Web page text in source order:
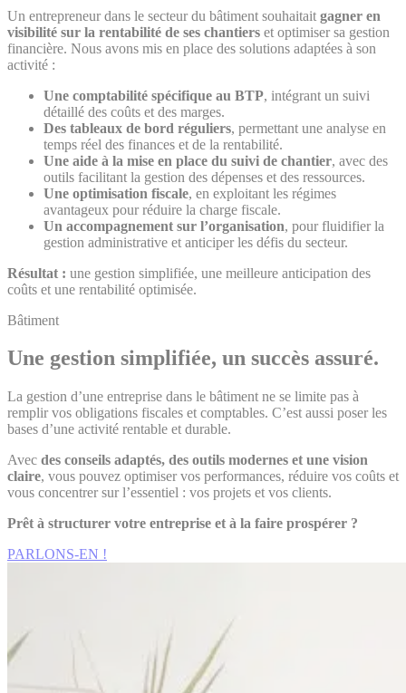
Un entrepreneur dans le secteur du bâtiment souhaitait gagner en
visibilité sur la rentabilité de ses chantiers et optimiser sa gestion
financière. Nous avons mis en place des solutions adaptées à son
activité :
Une comptabilité spécifique au BTP, intégrant un suivi
détaillé des coûts et des marges.
Des tableaux de bord réguliers, permettant une analyse en
temps réel des finances et de la rentabilité.
Une aide à la mise en place du suivi de chantier, avec des
outils facilitant la gestion des dépenses et des ressources.
Une optimisation fiscale, en exploitant les régimes
avantageux pour réduire la charge fiscale.
Un accompagnement sur l’organisation, pour fluidifier la
gestion administrative et anticiper les défis du secteur.
Résultat : une gestion simplifiée, une meilleure anticipation des
coûts et une rentabilité optimisée.
Bâtiment
Une gestion simplifiée, un succès assuré.
La gestion d’une entreprise dans le bâtiment ne se limite pas à
remplir vos obligations fiscales et comptables. C’est aussi poser les
bases d’une activité rentable et durable.
Avec des conseils adaptés, des outils modernes et une vision
claire, vous pouvez optimiser vos performances, réduire vos coûts et
vous concentrer sur l’essentiel : vos projets et vos clients.
Prêt à structurer votre entreprise et à la faire prospérer ?
PARLONS-EN !